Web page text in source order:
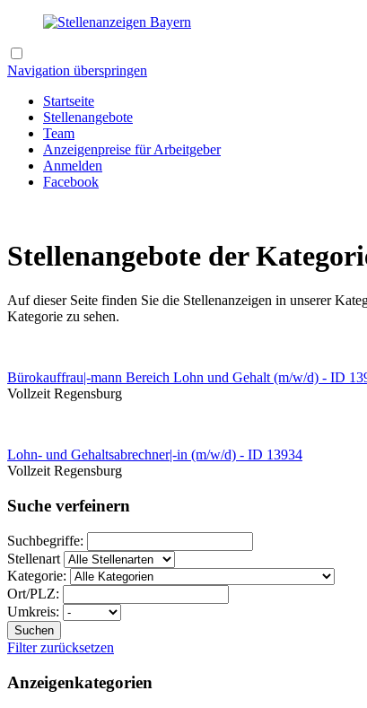
Navigation überspringen
Startseite
Stellenangebote
Team
Anzeigenpreise für Arbeitgeber
Anmelden
Facebook
Stellenangebote der
Auf dieser Seite finden Sie die Stellenanzeigen in unserer
Kategorie zu sehen.
Bürokauffrau|-mann Bereich Lohn und Gehalt (m/w/d) - ID
Vollzeit Regensburg
Lohn- und Gehaltsabrechner|-in (m/w/d) - ID 13934
Vollzeit Regensburg
Suche verfeinern
Suchbegriffe:
Stellenart
Kategorie:
Ort/PLZ:
Umkreis:
Suchen
Filter zurücksetzen
Anzeigenkategorien